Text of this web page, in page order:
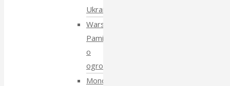
Ukraiński
Warsztaty:
Pamiętajmy
o
ogrodach
Monodram